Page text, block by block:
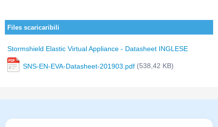
Files scaricaribili
Stormshield Elastic Virtual Appliance - Datasheet INGLESE
SNS-EN-EVA-Datasheet-201903.pdf (538,42 KB)